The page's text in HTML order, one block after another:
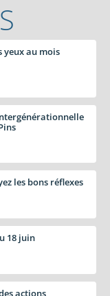
yeux au mois
les bons réflexes
18 juin
actions